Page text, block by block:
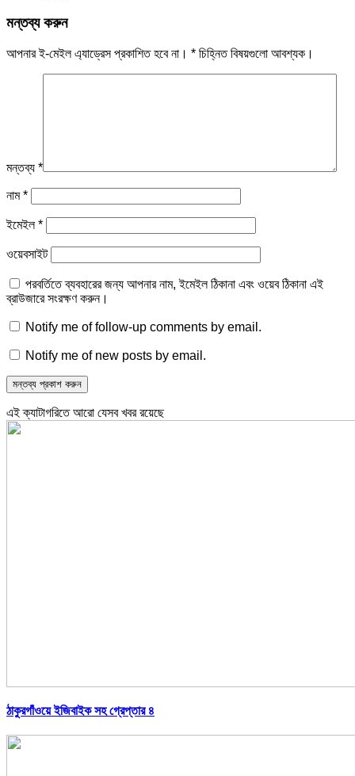
মন্তব্য করুন
আপনার ই-মেইল এ্যাড্রেস প্রকাশিত হবে না। * চিহ্নিত বিষয়গুলো আবশ্যক।
মন্তব্য *
নাম*
ইমেইল*
ওয়েবসাইট
পরবর্তিতে ব্যবহারের জন্য আপনার নাম, ইমেইল ঠিকানা এবং ওয়েব ঠিকানা এই
ব্রাউজারে সংরক্ষণ করুন।
Notify me of follow-up comments by email.
Notify me of new posts by email.
এই ক্যাটাগরিতে আরো যেসব খবর রয়েছে
ঠাকুরগাঁওয়ে ইজিবাইক সহ গ্রেপ্তার ৪